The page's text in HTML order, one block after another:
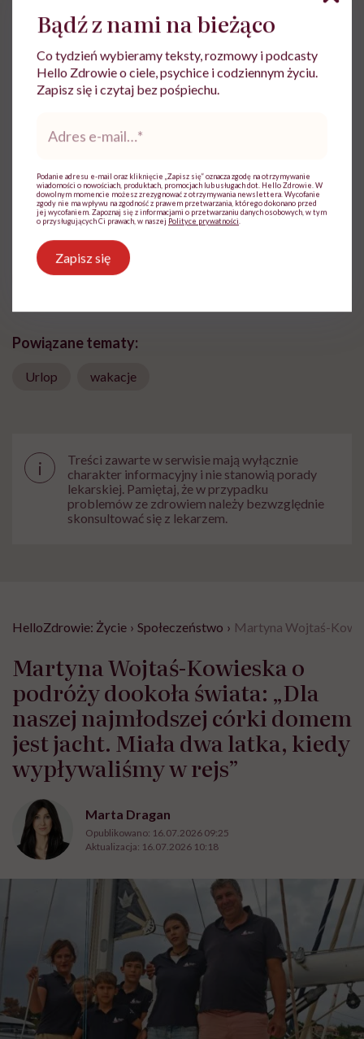
Karolina Twardowska
Studentka kierunku lekarskiego na
Międzynarodowym Stowarzyszeniu
m.in. pełniła funkcję Koordynatora
Narodowego ds. Zdrowia Publicznego
Zobacz profil
Udostępnij
Powiązane tematy:
Urlop wakacje
i
Treści zawarte w serwisie mają wyłącznie
charakter informacyjny i nie stanowią porady
lekarskiej. Pamiętaj, że w przypadku
problemów ze zdrowiem należy bezwzględnie
skonsultować się z lekarzem.
HelloZdrowie: Życie › Społeczeństwo › Martyna Wojtaś-
Martyna Wojtaś-Kowieska o
podróży dookoła świata: „Dla
naszej najmłodszej córki domem
jest jacht. Miała dwa latka, kiedy
wypływaliśmy w rejs”
Marta Dragan
Opublikowano: 16.07.2026 09:25
Aktualizacja: 16.07.2026 10:18
Bądź z nami na bieżąco
Co tydzień wybieramy teksty, rozmowy i podcasty
Hello Zdrowie o ciele, psychice i codziennym życiu.
Zapisz się i czytaj bez pośpiechu.
*
Podanie adresu e-mail oraz kliknięcie „Zapisz się” oznacza zgodę na otrzymywanie
wiadomości o nowościach, produktach, promocjach lub usługach dot. Hello Zdrowie. W
dowolnym momencie możesz zrezygnować z otrzymywania newslettera. Wycofanie
zgody nie ma wpływu na zgodność z prawem przetwarzania, którego dokonano przed
jej wycofaniem. Zapoznaj się z informacjami o przetwarzaniu danych osobowych, w tym
o przysługujących Ci prawach, w naszej Polityce prywatności
Zapisz się